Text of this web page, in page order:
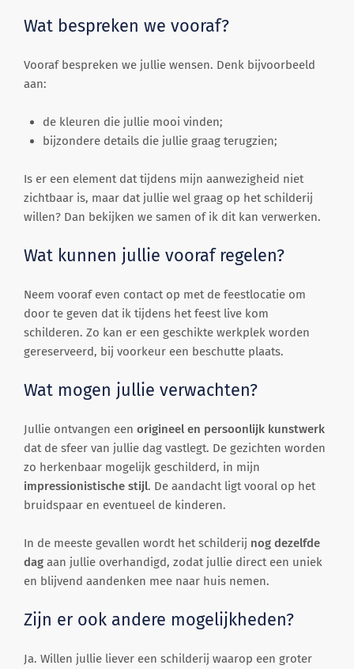
Wat bespreken we vooraf?
Vooraf bespreken we jullie wensen. Denk bijvoorbeeld
aan:
de kleuren die jullie mooi vinden;
bijzondere details die jullie graag terugzien;
Is er een element dat tijdens mijn aanwezigheid niet
zichtbaar is, maar dat jullie wel graag op het schilderij
willen? Dan bekijken we samen of ik dit kan verwerken.
Wat kunnen jullie vooraf regelen?
Neem vooraf even contact op met de feestlocatie om
door te geven dat ik tijdens het feest live kom
schilderen. Zo kan er een geschikte werkplek worden
gereserveerd, bij voorkeur een beschutte plaats.
Wat mogen jullie verwachten?
Jullie ontvangen een origineel en persoonlijk kunstwerk
dat de sfeer van jullie dag vastlegt. De gezichten worden
zo herkenbaar mogelijk geschilderd, in mijn
impressionistische stijl. De aandacht ligt vooral op het
bruidspaar en eventueel de kinderen.
In de meeste gevallen wordt het schilderij nog dezelfde
dag aan jullie overhandigd, zodat jullie direct een uniek
en blijvend aandenken mee naar huis nemen.
Zijn er ook andere mogelijkheden?
Ja. Willen jullie liever een schilderij waarop een groter